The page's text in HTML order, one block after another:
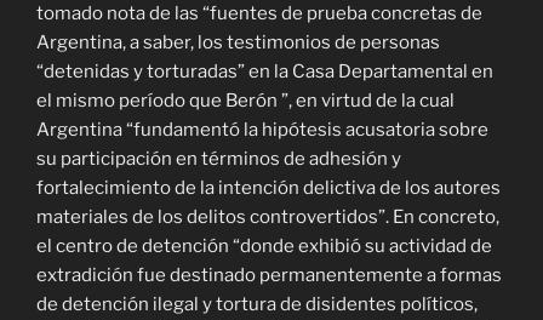
tomado nota de las “fuentes de prueba concretas de
Argentina, a saber, los testimonios de personas
“detenidas y torturadas” en la Casa Departamental en
el mismo período que Berón ”, en virtud de la cual
Argentina “fundamentó la hipótesis acusatoria sobre
su participación en términos de adhesión y
fortalecimiento de la intención delictiva de los autores
materiales de los delitos controvertidos”. En concreto,
el centro de detención “donde exhibió su actividad de
extradición fue destinado permanentemente a formas
de detención ilegal y tortura de disidentes políticos,